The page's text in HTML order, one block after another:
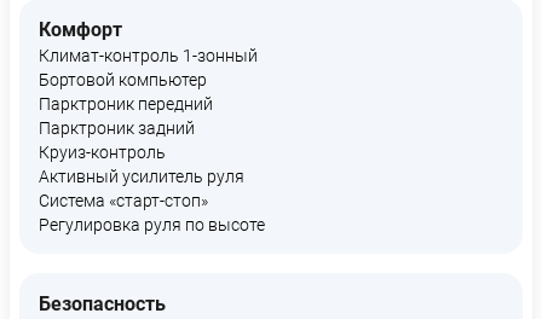
Комфорт
Климат-контроль 1-зонный
Бортовой компьютер
Парктроник передний
Парктроник задний
Круиз-контроль
Активный усилитель руля
Система «старт-стоп»
Регулировка руля по высоте
Безопасность